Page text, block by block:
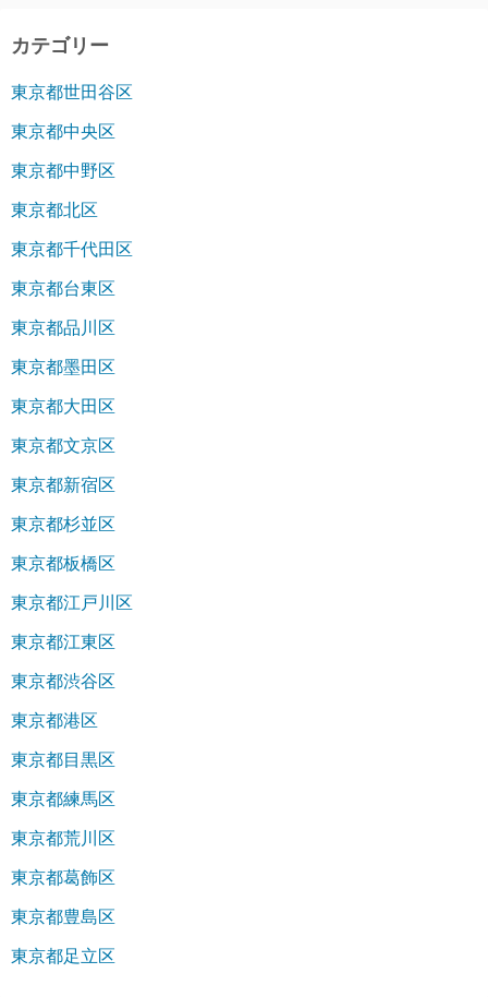
カテゴリー
東京都世田谷区
東京都中央区
東京都中野区
東京都北区
東京都千代田区
東京都台東区
東京都品川区
東京都墨田区
東京都大田区
東京都文京区
東京都新宿区
東京都杉並区
東京都板橋区
東京都江戸川区
東京都江東区
東京都渋谷区
東京都港区
東京都目黒区
東京都練馬区
東京都荒川区
東京都葛飾区
東京都豊島区
東京都足立区